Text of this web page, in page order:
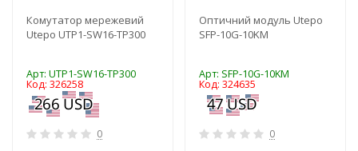
Комутатор мережевий
Utepo UTP1-SW16-TP300
Арт: UTP1-SW16-TP300
Код: 326258
0
Оптичний модуль Utepo
SFP-10G-10KM
Арт: SFP-10G-10KM
Код: 324635
0